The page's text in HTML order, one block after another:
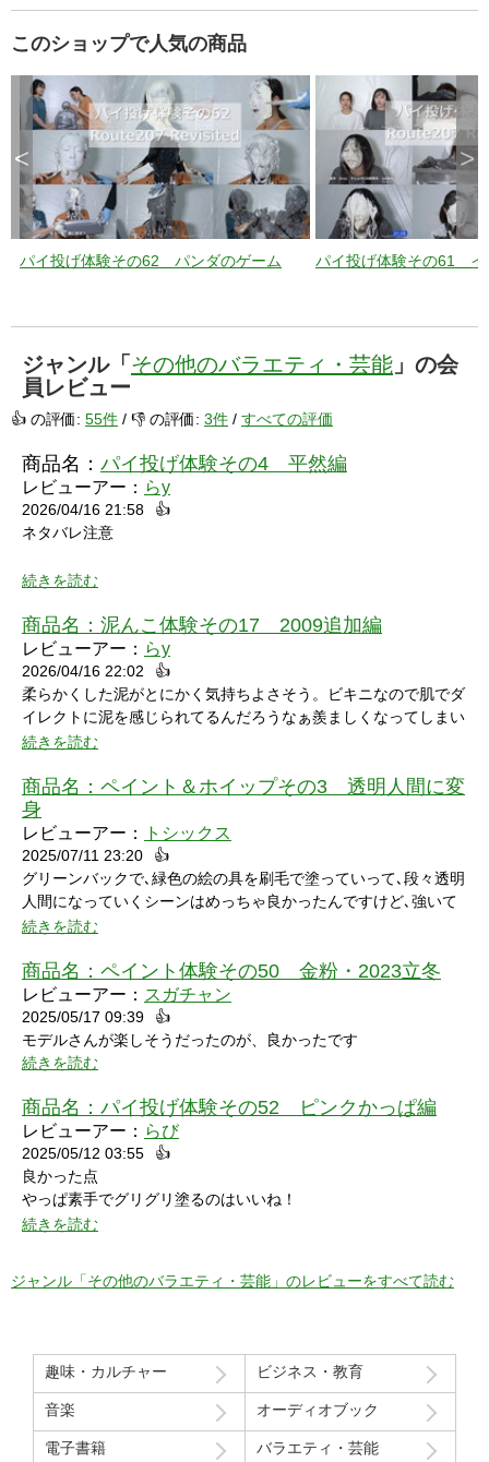
このショップで人気の商品
パイ投げ体験その62 パンダのゲーム パイ投げ体験その61 イ
< >
ジャンル「 その他のバラエティ・芸能 」の会
員レビュー
👍 の評価: 55件 / 👎 の評価: 3件 / すべての評価
商品名： パイ投げ体験その4 平然編
レビューアー： らy
2026/04/16 21:58
👍
ネタバレ注意
シャワーシーンで「お腹にぶつけられたら声出ちゃうだろうな」
と思っていたところにパイをちょうどぶつけられ「予想が当たっ
たw」と笑ってしまいました。リアクションもクールな見た目に
い悔しさを滲ませながら罰ゲームを受けている姿にドキドキして
しまいました。
続きを読む
商品名： 泥んこ体験その17 2009追加編
レビューアー： らy
2026/04/16 22:02
👍
柔らかくした泥がとにかく気持ちよさそう。ビキニなので肌でダ
イレクトに泥を感じられてるんだろうなぁ羨ましくなってしまい
ました。
続きを読む
商品名： ペイント＆ホイップその3 透明人間に変
身
レビューアー： トシックス
2025/07/11 23:20
👍
グリーンバックで､緑色の絵の具を刷毛で塗っていって､段々透明
人間になっていくシーンはめっちゃ良かったんですけど､強いて
言うなら､上半身だけで無くて､全身も透明になる所も見てみたい
続きを読む
商品名： ペイント体験その50 金粉・2023立冬
レビューアー： スガチャン
2025/05/17 09:39
👍
モデルさんが楽しそうだったのが、良かったです
続きを読む
商品名： パイ投げ体験その52 ピンクかっぱ編
レビューアー： らび
2025/05/12 03:55
👍
良かった点
やっぱ素手でグリグリ塗るのはいいね！
特に21分の途中からとてもいい感じ！
う」という趣旨の発言と「パイを食らう事はなんとも無い」とい
う趣旨の２つの部分ちょっと気分下がってしまったw
Route207さんいつも良い作品をありがとうございます！
初レビューですが、よく購入させて貰ってます！
続きを読む
ジャンル「その他のバラエティ・芸能」のレビューをすべて読む
趣味・カルチャー ビジネス・教育
音楽 オーディオブック
電子書籍 バラエティ・芸能